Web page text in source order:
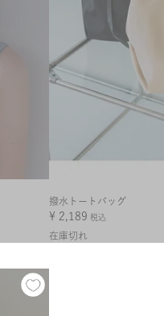
撥水トートバッグ
¥ 2,189 税込
在庫切れ